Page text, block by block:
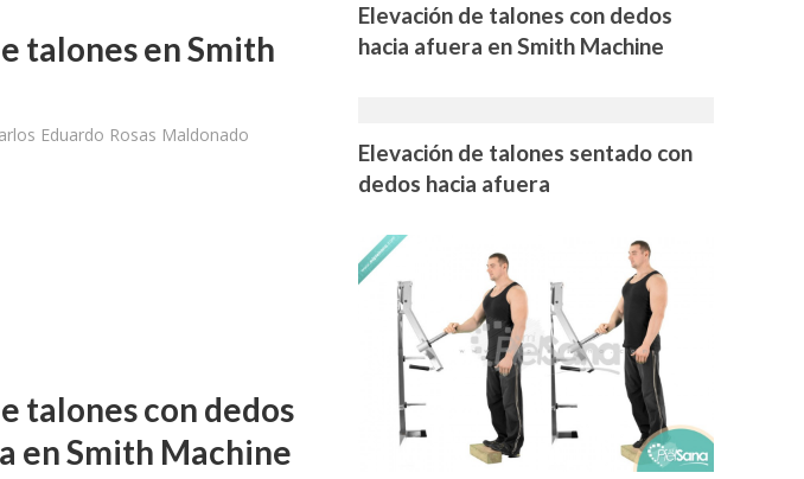
talones en Smith
Eduardo Rosas Maldonado
talones con dedos
en Smith Machine
Elevación de talones con dedos
hacia afuera en Smith Machine
Elevación de talones sentado con
dedos hacia afuera